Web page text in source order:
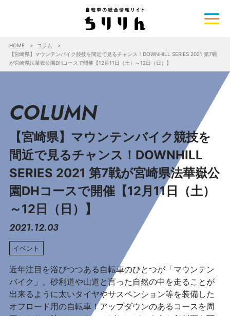
HOME
コラム
【宮崎県】マウンテンバイク競技を間近で見るチャンス！DOWNHILL SERIES 2021 第7戦
が宮崎県法華嶽公園DHコースで開催【12月11日（土）～12日（日）】
COLUMN
【宮崎県】マウンテンバイク競技を
間近で見るチャンス！DOWNHILL
SERIES 2021 第7戦が宮崎県法華嶽公
園DHコースで開催【12月11日（土）
～12日（日）】
2021.12.03
イベント
近年注目を浴びつつある自転車のひとつが「マウンテン
バイク」。砂利道や山道と言った自然の中を走ることが
出来るように太いタイヤやサスペンション等を装備した
オフロード用の自転車！アップダウンのあるコースを周